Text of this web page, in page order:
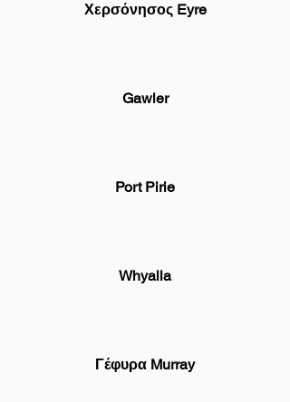
Χερσόνησος Eyre
Gawler
Port Pirie
Whyalla
Γέφυρα Murray